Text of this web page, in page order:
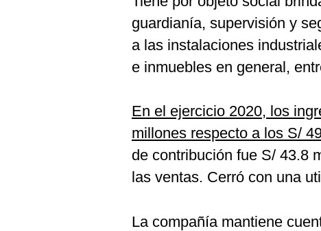
guardianía, supervisión y
a las instalaciones
e inmuebles en general,
En el ejercicio 2020, los
millones respecto a los S/
de contribución fue S/ 43.8
las ventas. Cerró con una
La compañía mantiene